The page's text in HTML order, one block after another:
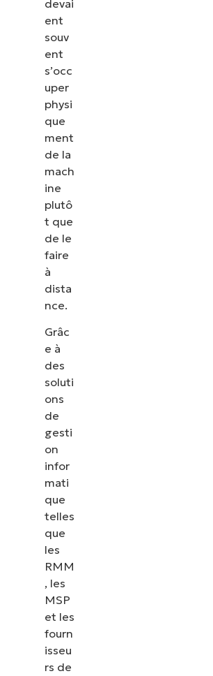
devai
ent
souv
ent
s’occ
uper
physi
que
ment
de la
mach
ine
plutô
t que
de le
faire
à
dista
nce.
Grâc
e à
des
soluti
ons
de
gesti
on
infor
mati
que
telles
que
les
RMM
, les
MSP
et les
fourn
isseu
rs de
les correctifs, le MDM, la gestion